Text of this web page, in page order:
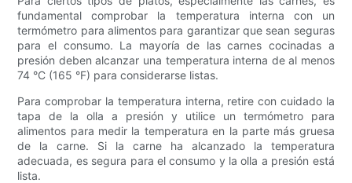
fundamental comprobar la temperatura interna con un
termómetro para alimentos para garantizar que sean seguras
para el consumo. La mayoría de las carnes cocinadas a
presión deben alcanzar una temperatura interna de al menos
74 °C (165 °F) para considerarse listas.
Para comprobar la temperatura interna, retire con cuidado la
tapa de la olla a presión y utilice un termómetro para
alimentos para medir la temperatura en la parte más gruesa
de la carne. Si la carne ha alcanzado la temperatura
adecuada, es segura para el consumo y la olla a presión está
lista.